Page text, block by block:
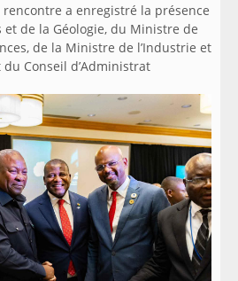
a enregistré la présence
de la Géologie, du Ministre de
de la Ministre de l’Industrie et
Conseil d’Administrat